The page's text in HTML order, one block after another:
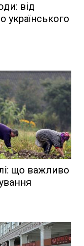
від
українського
що важливо